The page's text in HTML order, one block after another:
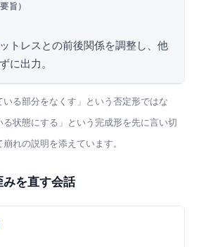
旨）
トレスとの前後関係を調整し、他
に出力。
る部分をなくす」という否定形ではな
る状態にする」という完成形を先に言い切
れの説明を添えています。
を直す会話